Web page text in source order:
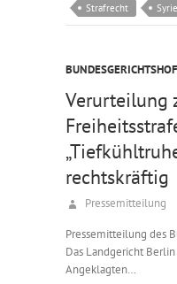
Strafrecht
BUNDESGERICHTSHOF
Verurteilung
rechtskräftig
Pressemitteilung
Pressemitteilung des
Das Landgericht
Angeklagten…